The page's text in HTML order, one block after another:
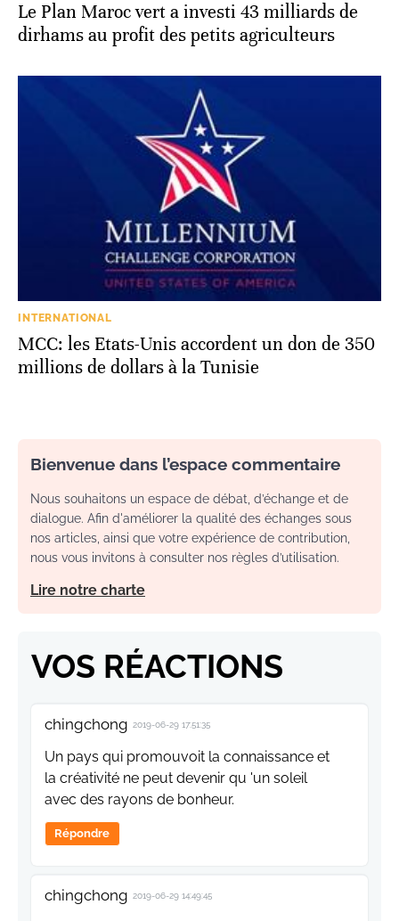
Le Plan Maroc vert a investi 43 milliards de
dirhams au profit des petits agriculteurs
INTERNATIONAL
MCC: les Etats-Unis accordent un don de 350
millions de dollars à la Tunisie
Bienvenue dans l’espace commentaire
Nous souhaitons un espace de débat, d’échange et de
dialogue. Afin d'améliorer la qualité des échanges sous
nos articles, ainsi que votre expérience de contribution,
nous vous invitons à consulter nos règles d’utilisation.
Lire notre charte
VOS RÉACTIONS
chingchong 2019-06-29 17:51:35
Un pays qui promouvoit la connaissance et
la créativité ne peut devenir qu 'un soleil
avec des rayons de bonheur.
Répondre
chingchong 2019-06-29 14:49:45